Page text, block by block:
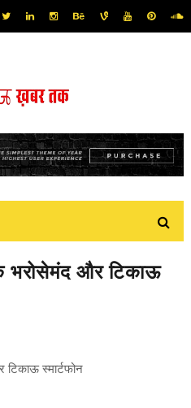
और टिकाऊ
स्मार्टफोन